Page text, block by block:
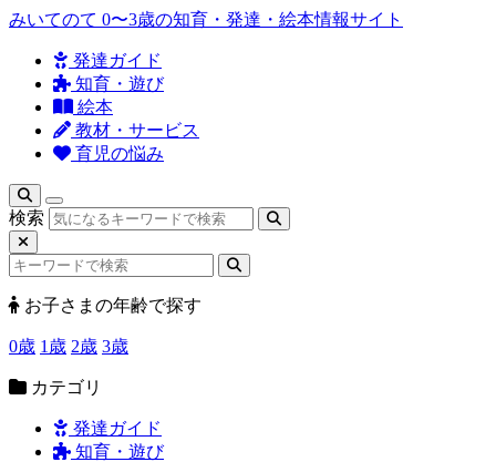
みいてのて 0〜3歳の知育・発達・絵本情報サイト
発達ガイド
知育・遊び
絵本
教材・サービス
育児の悩み
検索
お子さまの年齢で探す
0歳 1歳 2歳 3歳
カテゴリ
発達ガイド
知育・遊び